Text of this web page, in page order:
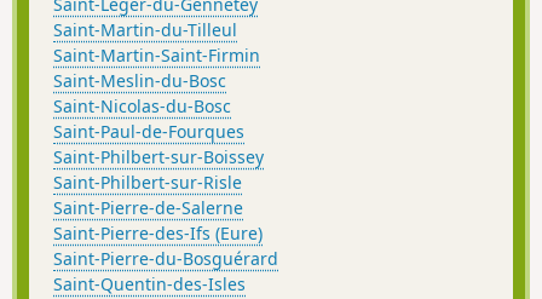
Saint-Martin-du-Tilleul
Saint-Martin-Saint-Firmin
Saint-Meslin-du-Bosc
Saint-Nicolas-du-Bosc
Saint-Paul-de-Fourques
Saint-Philbert-sur-Boissey
Saint-Philbert-sur-Risle
Saint-Pierre-de-Salerne
Saint-Pierre-des-Ifs (Eure)
Saint-Pierre-du-Bosguérard
Saint-Quentin-des-Isles